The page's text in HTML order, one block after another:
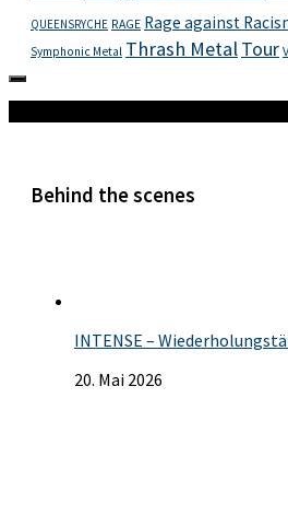
QUEENSRYCHE RAGE Rage against
Symphonic Metal Thrash MetalTour
Behind the scenes
INTENSE –
20. Mai 2026